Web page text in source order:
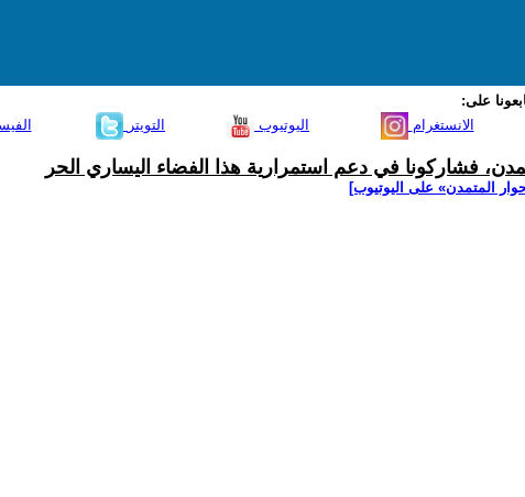
على:
التويتر اليوتيوب الانستغرام
فشاركونا في دعم استمرارية هذا الفضاء اليساري الحر
المتمدن» على اليوتيوب]